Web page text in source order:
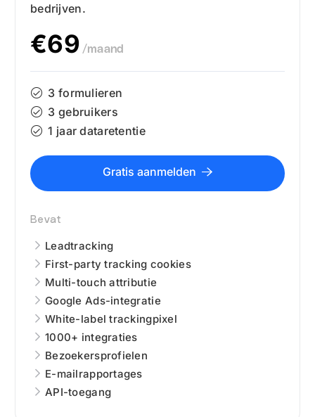
bedrijven.
€69 /maand
3 formulieren
3 gebruikers
1 jaar dataretentie
Gratis aanmelden
Bevat
Leadtracking
First-party tracking cookies
Multi-touch attributie
Google Ads-integratie
White-label trackingpixel
1000+ integraties
Bezoekersprofielen
E-mailrapportages
API-toegang